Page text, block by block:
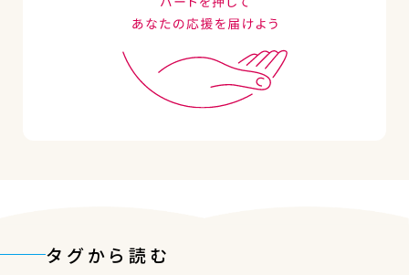
タグから読む